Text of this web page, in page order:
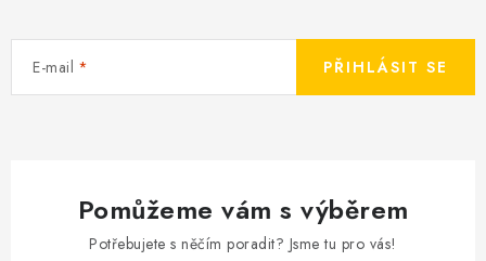
E-mail PŘIHLÁSIT SE
Pomůžeme vám s výběrem
Potřebujete s něčím poradit? Jsme tu pro vás!